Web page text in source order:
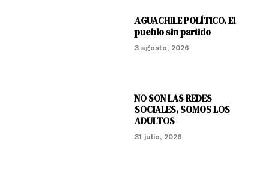
AGUACHILE POLÍTICO. El
pueblo sin partido
3 agosto, 2026
NO SON LAS REDES
SOCIALES, SOMOS LOS
ADULTOS
31 julio, 2026